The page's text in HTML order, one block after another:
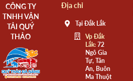
CÔNG TY
TNHH VẬN
TẢI QUÝ
THẢO
Địa chỉ
Tại Đắk Lắk
Vp Đắk
Lắk:72
Ngô Gia
Tự, Tân
An, Buôn
Ma Thuột